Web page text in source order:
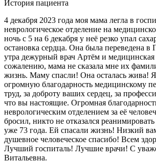
История пациента
4 декабря 2023 года моя мама легла в
неврологическое отделение на
ночь с 5 на 6 декабря у неё резко упал
остановка сердца. Она была переведена
утра дежурный врач Артём и медицинская
сожалению, мама не сказала мне их
жизнь. Маму спасли! Она осталась жива!
огромную благодарность медицинскому
труд, за доброту ваших сердец, за
что вы настоящие. Огромная
неврологическим отделением за её
бросил, никто не отказался
уже 73 года. Ей спасали жизнь! Низкий
душевное человеческое спасибо! Всем
Лучший госпиталь! Лучшие врачи! С
Витальевна.